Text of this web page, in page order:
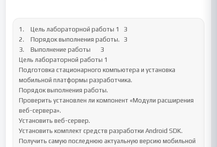
1.	Цель лабораторной работы 1	3
2.	Порядок выполнения работы.	3
3.	Выполнение работы	3
Цель лабораторной работы 1
Подготовка стационарного компьютера и установка
мобильной платформы разработчика.
Порядок выполнения работы.
Проверить установлен ли компонент «Модули расширения
веб-сервера».
Установить веб-сервер.
Установить комплект средств разработки Android SDK.
Получить самую последнюю актуальную версию мобильной